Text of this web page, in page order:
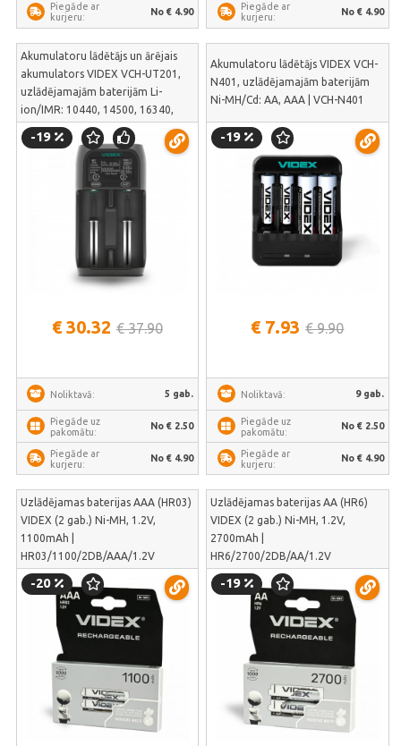
Piegāde ar
kurjeru:
No € 4.90
Piegāde ar
kurjeru:
No € 4.90
Akumulatoru lādētājs un ārējais
akumulators VIDEX VCH-UT201,
uzlādējamajām baterijām Li-
ion/IMR: 10440, 14500, 16340,
17500,17650,17670, 18490,
18500, 18650, 20700, 21700,
22650, 26500, 26650, 36250; un
Ni-MH/Cd: АААА, ААА, АА, А, SC,C,
D | VCH-UT201
-19
€ 30.32 € 37.90
Noliktavā: 5 gab.
Piegāde uz
pakomātu:
No € 2.50
Piegāde ar
kurjeru:
No € 4.90
Akumulatoru lādētājs VIDEX VCH-
N401, uzlādējamajām baterijām
Ni-MH/Cd: АА, ААА | VCH-N401
-19
€ 7.93 € 9.90
Noliktavā: 9 gab.
Piegāde uz
pakomātu:
No € 2.50
Piegāde ar
kurjeru:
No € 4.90
Uzlādējamas baterijas AAA (HR03)
VIDEX (2 gab.) Ni-MH, 1.2V,
1100mAh |
HR03/1100/2DB/AAA/1.2V
-20
Uzlādējamas baterijas AA (HR6)
VIDEX (2 gab.) Ni-MH, 1.2V,
2700mAh |
HR6/2700/2DB/AA/1.2V
-19